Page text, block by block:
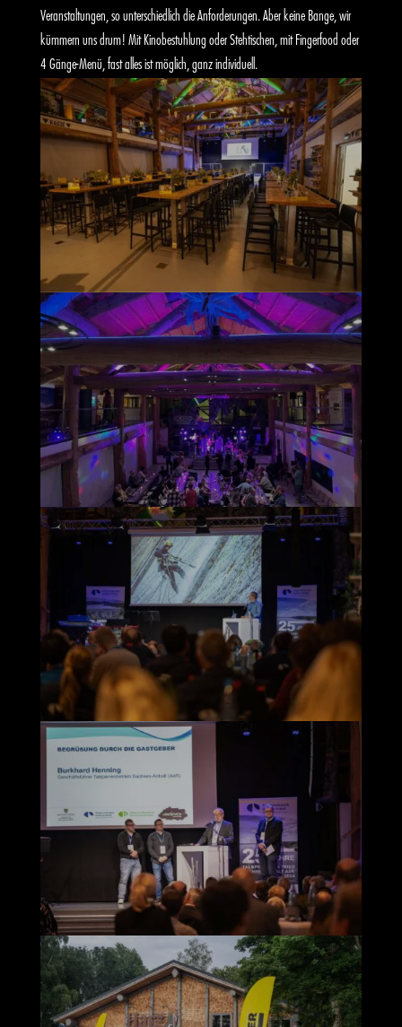
Veranstaltungen, so unterschiedlich die Anforderungen. Aber keine Bange, wir
kümmern uns drum! Mit Kinobestuhlung oder Stehtischen, mit Fingerfood oder
4 Gänge-Menü, fast alles ist möglich, ganz individuell.